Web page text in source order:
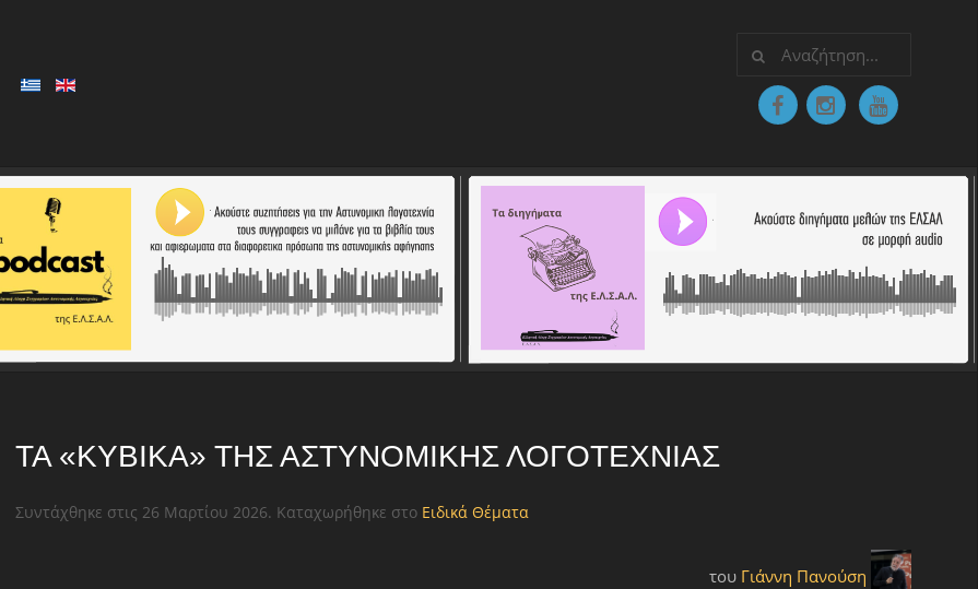
ΤΑ «ΚΥΒΙΚΆ» ΤΗΣ ΑΣΤΥΝΟΜΙΚΉΣ ΛΟΓΟΤΕΧΝΊΑΣ
Συντάχθηκε στις 26 Μαρτίου 2026. Καταχωρήθηκε στο Ειδικά Θέματα
του Γιάννη Πανούση